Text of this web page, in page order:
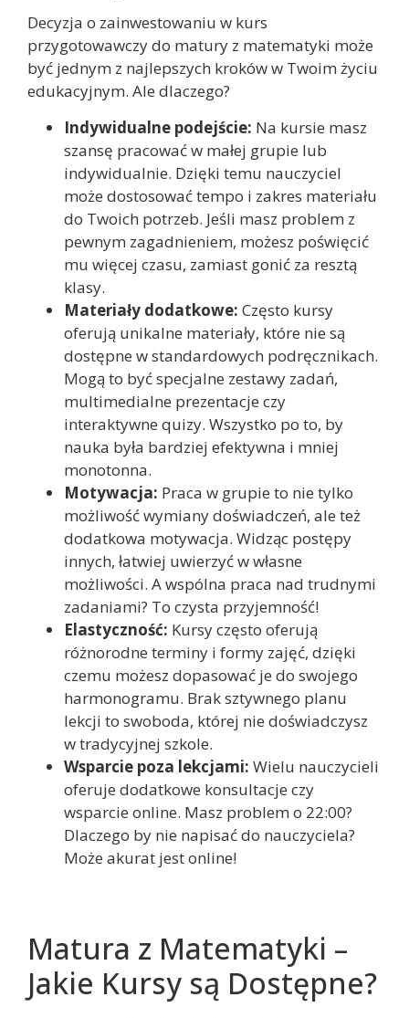
Decyzja o zainwestowaniu w kurs
przygotowawczy do matury z matematyki może
być jednym z najlepszych kroków w Twoim życiu
edukacyjnym. Ale dlaczego?
Indywidualne podejście: Na kursie masz
szansę pracować w małej grupie lub
indywidualnie. Dzięki temu nauczyciel
może dostosować tempo i zakres materiału
do Twoich potrzeb. Jeśli masz problem z
pewnym zagadnieniem, możesz poświęcić
mu więcej czasu, zamiast gonić za resztą
klasy.
Materiały dodatkowe: Często kursy
oferują unikalne materiały, które nie są
dostępne w standardowych podręcznikach.
Mogą to być specjalne zestawy zadań,
multimedialne prezentacje czy
interaktywne quizy. Wszystko po to, by
nauka była bardziej efektywna i mniej
monotonna.
Motywacja: Praca w grupie to nie tylko
możliwość wymiany doświadczeń, ale też
dodatkowa motywacja. Widząc postępy
innych, łatwiej uwierzyć w własne
możliwości. A wspólna praca nad trudnymi
zadaniami? To czysta przyjemność!
Elastyczność: Kursy często oferują
różnorodne terminy i formy zajęć, dzięki
czemu możesz dopasować je do swojego
harmonogramu. Brak sztywnego planu
lekcji to swoboda, której nie doświadczysz
w tradycyjnej szkole.
Wsparcie poza lekcjami: Wielu nauczycieli
oferuje dodatkowe konsultacje czy
wsparcie online. Masz problem o 22:00?
Dlaczego by nie napisać do nauczyciela?
Może akurat jest online!
Matura z Matematyki –
Jakie Kursy są Dostępne?